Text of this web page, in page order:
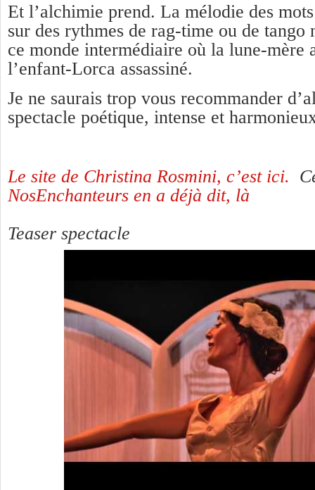
Et l’alchimie prend. La mélodie des
sur des rythmes de rag-time ou de tango
ce monde intermédiaire où la lune-mère
l’enfant-Lorca assassiné.
Je ne saurais trop vous recommander
spectacle poétique, intense et
Le site de Christina Rosmini, c’est ici.
NosEnchanteurs en a déjà dit, là
Teaser spectacle